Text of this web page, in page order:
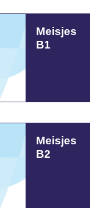
Meisjes
B1
Meisjes
B2